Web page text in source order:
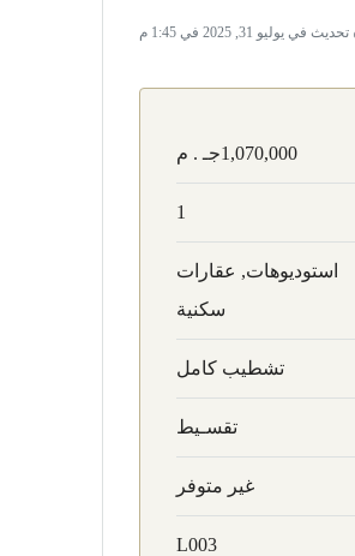
تحديث في يوليو 31, 2025 في 1:45 م
1,070,000جـ . م
1
استوديوهات, عقارات
سكنية
تشطيب كامل
تقسـيط
غير متوفر
L003